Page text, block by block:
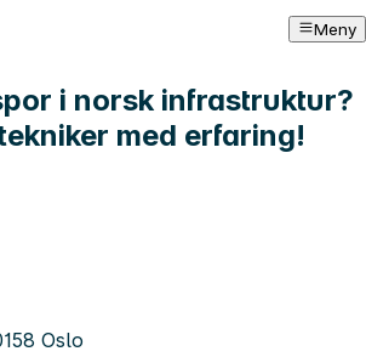
Meny
i norsk infrastruktur?
med erfaring!
Oslo